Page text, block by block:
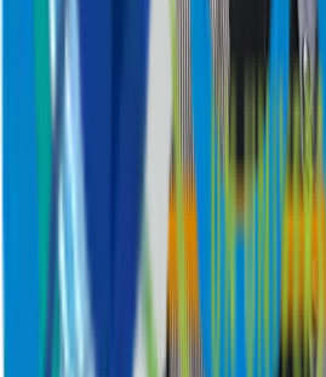
Con GeoVictoria visualiza el